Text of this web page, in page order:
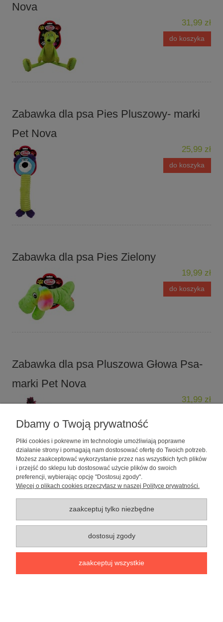
Nova
31,99 zł
do koszyka
Zabawka dla psa Pies Pluszowy- marki
Pet Nova
25,99 zł
do koszyka
Zabawka dla psa Pies Zielony
19,99 zł
do koszyka
Zabawka dla psa Pluszowa Głowa Psa-
marki Pet Nova
31,99 zł
Zabawka dla psa Pluszowa Krowa- marki
Pet Nova
Dbamy o Twoją prywatność
Pliki cookies i pokrewne im technologie umożliwiają poprawne
działanie strony i pomagają nam dostosować ofertę do Twoich potrzeb.
Możesz zaakceptować wykorzystanie przez nas wszystkich tych plików
i przejść do sklepu lub dostosować użycie plików do swoich
preferencji, wybierając opcję "Dostosuj zgody".
Więcej o plikach cookies przeczytasz w naszej Polityce prywatności.
zaakceptuj tylko niezbędne
dostosuj zgody
zaakceptuj wszystkie